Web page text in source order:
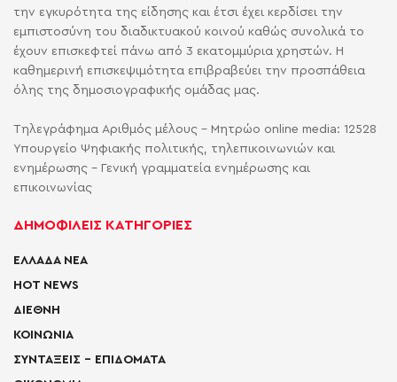
την εγκυρότητα της είδησης και έτσι έχει κερδίσει την
εμπιστοσύνη του διαδικτυακού κοινού καθώς συνολικά το
έχουν επισκεφτεί πάνω από 3 εκατομμύρια χρηστών. Η
καθημερινή επισκεψιμότητα επιβραβεύει την προσπάθεια
όλης της δημοσιογραφικής ομάδας μας.
Τηλεγράφημα Αριθμός μέλους - Μητρώο online media: 12528
Υπουργείο Ψηφιακής πολιτικής, τηλεπικοινωνιών και
ενημέρωσης - Γενική γραμματεία ενημέρωσης και
επικοινωνίας
ΔΗΜΟΦΙΛΕΙΣ ΚΑΤΗΓΟΡΙΕΣ
ΕΛΛΑΔΑ ΝΕΑ
HOT NEWS
ΔΙΕΘΝΗ
ΚΟΙΝΩΝΙΑ
ΣΥΝΤΑΞΕΙΣ – ΕΠΙΔΟΜΑΤΑ